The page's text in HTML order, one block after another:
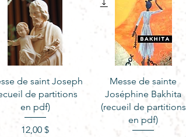
Aperçu rapide
de saint Joseph
de partitions
en pdf)
Prix
12,00 $
Aperçu rapide
Messe de sainte
Joséphine Bakhita
(recueil de partitions
en pdf)